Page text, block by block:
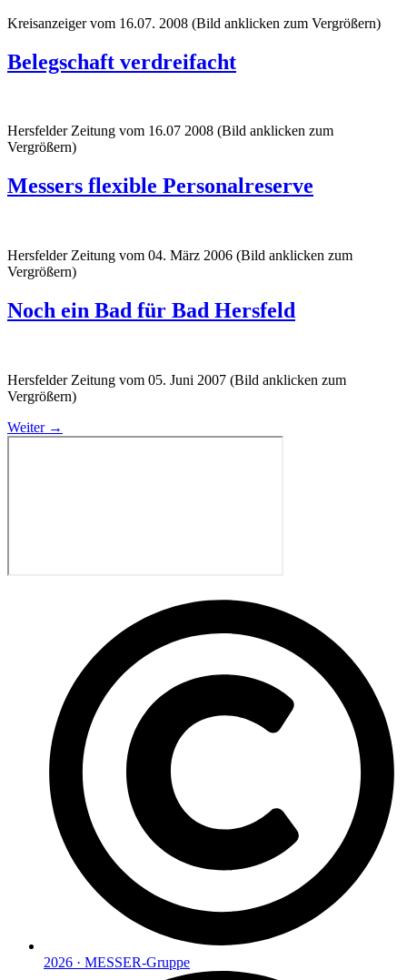
Kreisanzeiger vom 16.07. 2008 (Bild anklicken zum Vergrößern)
Belegschaft verdreifacht
Hersfelder Zeitung vom 16.07 2008 (Bild anklicken zum
Vergrößern)
Messers flexible Personalreserve
Hersfelder Zeitung vom 04. März 2006 (Bild anklicken zum
Vergrößern)
Noch ein Bad für Bad Hersfeld
Hersfelder Zeitung vom 05. Juni 2007 (Bild anklicken zum
Vergrößern)
Weiter →
2026 · MESSER-Gruppe